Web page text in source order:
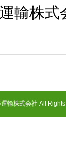
輸株式
輸株式会社 All